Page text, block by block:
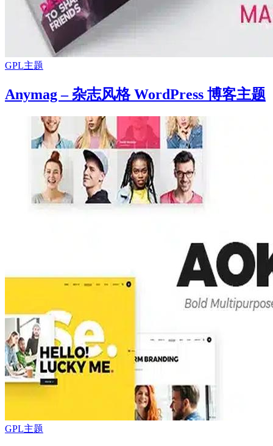
GPL主题
Anymag – 杂志风格 WordPress 博客主题
GPL主题